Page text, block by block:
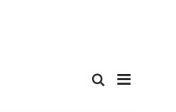
Navegación
Buscar
Mes